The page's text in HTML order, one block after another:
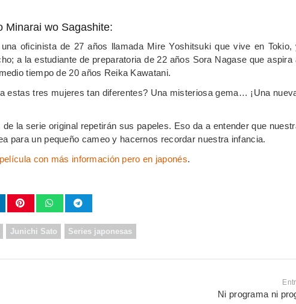
Minarai wo Sagashite:
oficinista de 27 años llamada Mire Yoshitsuki que vive en
a la estudiante de preparatoria de 22 años Sora Nagase que
tiempo de 20 años Reika Kawatani.
estas tres mujeres tan diferentes? Una misteriosa gema… ¡Una
la serie original repetirán sus papeles. Eso da a entender que
para un pequeño cameo y hacernos recordar nuestra infancia.
con más información pero en japonés.
Junichi Sato Series japonesas
Ni programa ni